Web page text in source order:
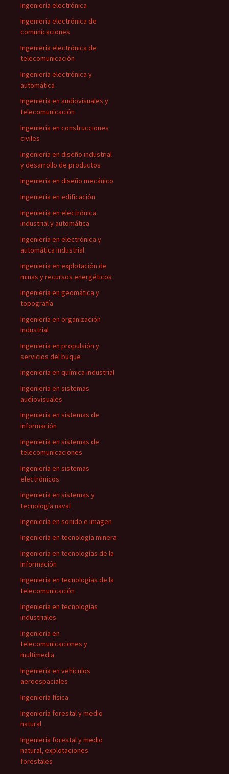
Ingeniería electrónica
Ingeniería electrónica de
comunicaciones
Ingeniería electrónica de
telecomunicación
Ingeniería electrónica y
automática
Ingeniería en audiovisuales y
telecomunicación
Ingeniería en construcciones
civiles
Ingeniería en diseño industrial
y desarrollo de productos
Ingeniería en diseño mecánico
Ingeniería en edificación
Ingeniería en electrónica
industrial y automática
Ingeniería en electrónica y
automática industrial
Ingeniería en explotación de
minas y recursos energéticos
Ingeniería en geomática y
topografía
Ingeniería en organización
industrial
Ingeniería en propulsión y
servicios del buque
Ingeniería en química industrial
Ingeniería en sistemas
audiovisuales
Ingeniería en sistemas de
información
Ingeniería en sistemas de
telecomunicaciones
Ingeniería en sistemas
electrónicos
Ingeniería en sistemas y
tecnología naval
Ingeniería en sonido e imagen
Ingeniería en tecnología minera
Ingeniería en tecnologías de la
información
Ingeniería en tecnologías de la
telecomunicación
Ingeniería en tecnologías
industriales
Ingeniería en
telecomunicaciones y
multimedia
Ingeniería en vehículos
aeroespaciales
Ingeniería física
Ingeniería forestal y medio
natural
Ingeniería forestal y medio
natural, explotaciones
forestales